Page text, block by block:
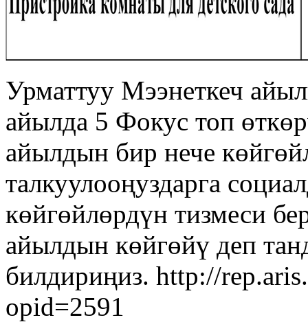
Урматтуу Мээнеткеч
айылда 5 Фокус топ
айылдын бир нече
талкуулооңуздарга
көйгөйлөрдүн тизмеси
айылдын көйгөйү деп
билдириңиз. http://
opid=2591